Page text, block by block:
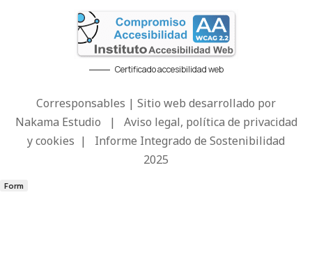
Certificado accesibilidad web
Corresponsables | Sitio web desarrollado por
Nakama Estudio | Aviso legal, política de privacidad
y cookies | Informe Integrado de Sostenibilidad
2025
Form